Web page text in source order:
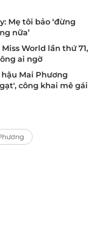
Mẹ tôi bảo ‘đừng
nữa’
World lần thứ 71,
ai ngờ
Mai Phương
công khai mê gái